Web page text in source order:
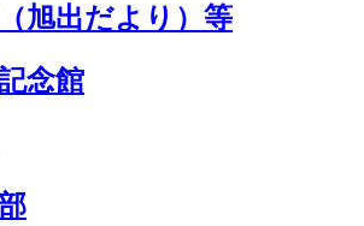
旭出だより）等
念館